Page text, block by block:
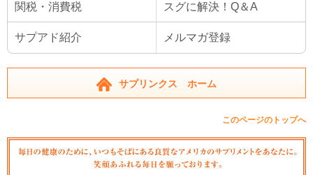
関税・消費税 スグに解決！Q＆A
サプアド紹介 メルマガ登録
サプリンクス ホーム
このページのトップへ